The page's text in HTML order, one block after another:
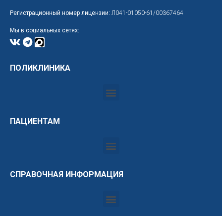
Регистрационный номер лицензии: Л041-01050-61/00367464
Мы в социальных сетях:
ПОЛИКЛИНИКА
ПАЦИЕНТАМ
СПРАВОЧНАЯ ИНФОРМАЦИЯ